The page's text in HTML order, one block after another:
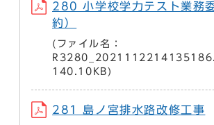
280 小学校学力テスト業務
約）
(ファイル名：
140.10KB)
281 島ノ宮排水路改修工事